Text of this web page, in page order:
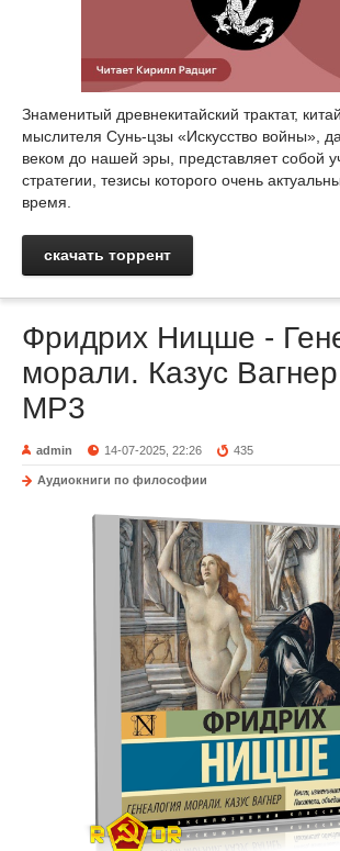
Знаменитый древнекитайский трактат,
мыслителя Сунь-цзы «Искусство войны»,
веком до нашей эры, представляет собой
стратегии, тезисы которого очень
время.
скачать торрент
Фридрих Ницше -
морали. Казус
MP3
admin 14-07-2025, 22:26 435
Аудиокниги по философии